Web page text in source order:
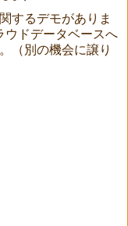
するデモがありま
ウドデータベースへ
（別の機会に譲り